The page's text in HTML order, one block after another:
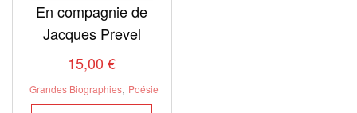
En compagnie de
Jacques Prevel
15,00€
Grandes Biographies, Poésie